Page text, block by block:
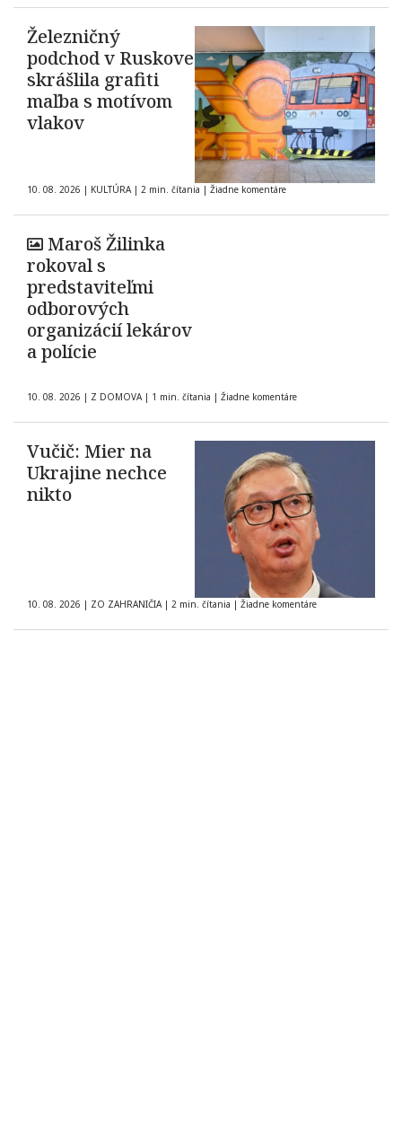
Železničný
podchod v Ruskove
skrášlila grafiti
maľba s motívom
vlakov
10. 08. 2026 | KULTÚRA | 2 min. čítania | Žiadne komentáre
Maroš Žilinka
rokoval s
predstaviteľmi
odborových
organizácií lekárov
a polície
10. 08. 2026 | Z DOMOVA | 1 min. čítania | Žiadne komentáre
Vučič: Mier na
Ukrajine nechce
nikto
10. 08. 2026 | ZO ZAHRANIČIA | 2 min. čítania | Žiadne komentáre